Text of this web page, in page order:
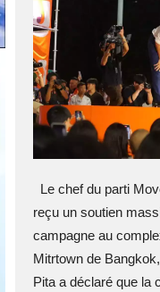
Le chef du parti
reçu un soutien
campagne au
Mitrtown de
Pita a déclaré que la